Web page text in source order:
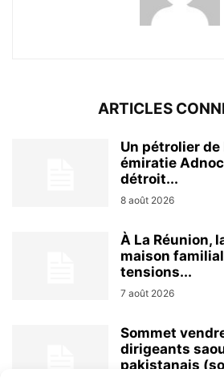
ARTICLES
Un pétrolier
émiratie
détroit...
8 août 2026
À La Réunion,
maison
tensions...
7 août 2026
Sommet
dirigeants
pakistanais